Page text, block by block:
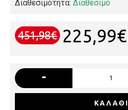
Διαθεσιμότητα: Διαθέσιμο
451,98€ 225,99€
-
ΚΑΛΆΘΙ